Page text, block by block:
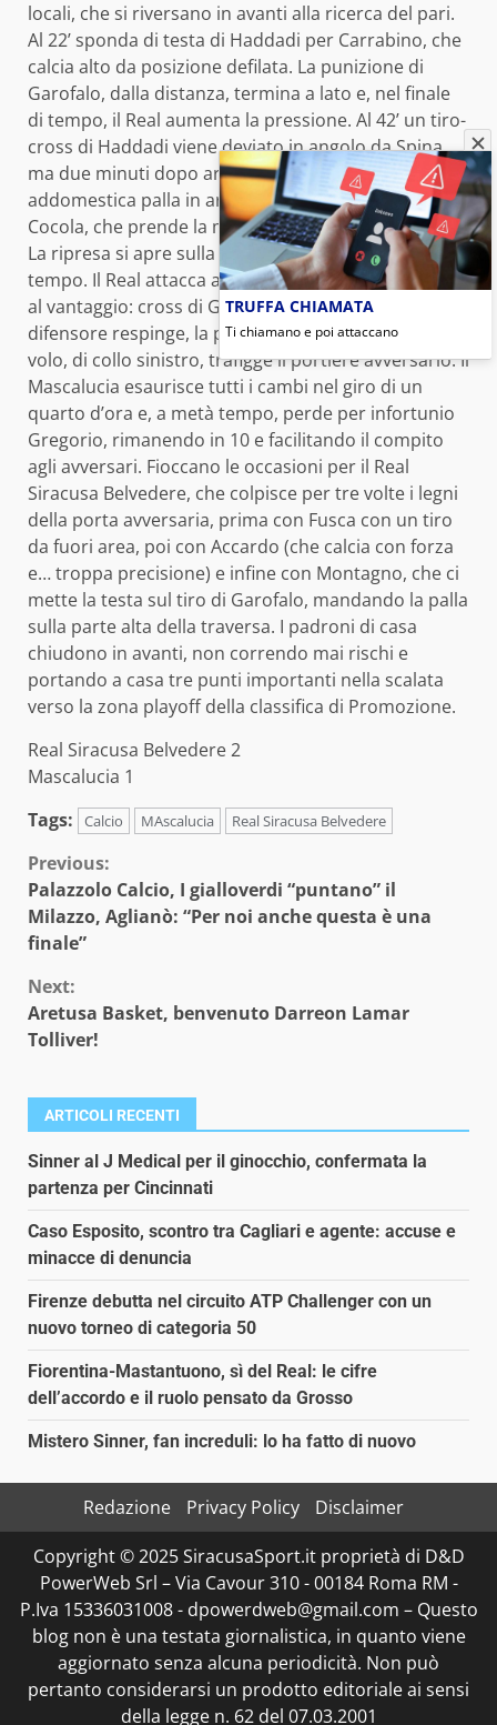
locali, che si riversano in avanti alla ricerca del pari.
Al 22’ sponda di testa di Haddadi per Carrabino, che
calcia alto da posizione defilata. La punizione di
Garofalo, dalla distanza, termina a lato e, nel finale
di tempo, il Real aumenta la pressione. Al 42’ un tiro-
cross di Haddadi viene deviato in angolo da Spina
ma due minuti dopo arriva il pari. Carrabino
addomestica palla in area e la serve indietro per
Cocola, che prende la mira e batte Spina.
La ripresa si apre sulla stessa falsa riga del primo
tempo. Il Real attacca a testa bassa e, al 13’, perviene
al vantaggio: cross di Garofalo da destra, un
difensore respinge, la palla arriva a Fusca che, al
volo, di collo sinistro, trafigge il portiere avversario. Il
Mascalucia esaurisce tutti i cambi nel giro di un
quarto d’ora e, a metà tempo, perde per infortunio
Gregorio, rimanendo in 10 e facilitando il compito
agli avversari. Fioccano le occasioni per il Real
Siracusa Belvedere, che colpisce per tre volte i legni
della porta avversaria, prima con Fusca con un tiro
da fuori area, poi con Accardo (che calcia con forza
e… troppa precisione) e infine con Montagno, che ci
mette la testa sul tiro di Garofalo, mandando la palla
sulla parte alta della traversa. I padroni di casa
chiudono in avanti, non correndo mai rischi e
portando a casa tre punti importanti nella scalata
verso la zona playoff della classifica di Promozione.
Real Siracusa Belvedere 2
Mascalucia 1
Tags:
Calcio MAscalucia Real Siracusa Belvedere
Continue
Reading
Previous:
Palazzolo Calcio, I gialloverdi “puntano” il
Milazzo, Aglianò: “Per noi anche questa è una
finale”
Next:
Aretusa Basket, benvenuto Darreon Lamar
Tolliver!
ARTICOLI RECENTI
Sinner al J Medical per il ginocchio, confermata la
partenza per Cincinnati
Caso Esposito, scontro tra Cagliari e agente: accuse e
minacce di denuncia
Firenze debutta nel circuito ATP Challenger con un
nuovo torneo di categoria 50
Fiorentina-Mastantuono, sì del Real: le cifre
dell’accordo e il ruolo pensato da Grosso
Mistero Sinner, fan increduli: lo ha fatto di nuovo
Redazione Privacy Policy
Disclaimer
Copyright © 2025 SiracusaSport.it proprietà di D&D
PowerWeb Srl – Via Cavour 310 - 00184 Roma RM -
P.Iva 15336031008 - dpowerdweb@gmail.com – Questo
blog non è una testata giornalistica, in quanto viene
aggiornato senza alcuna periodicità. Non può
pertanto considerarsi un prodotto editoriale ai sensi
della legge n. 62 del 07.03.2001
TRUFFA CHIAMATA
Ti chiamano e poi attaccano